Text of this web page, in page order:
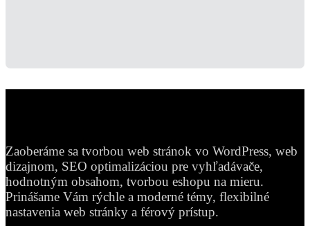
Zaoberáme sa tvorbou web stránok vo WordPress, web
dizajnom, SEO optimalizáciou pre vyhľadávače,
hodnotným obsahom, tvorbou eshopu na mieru.
Prinášame Vám rýchle a moderné témy, flexibilné
nastavenia web stránky a férový prístup.